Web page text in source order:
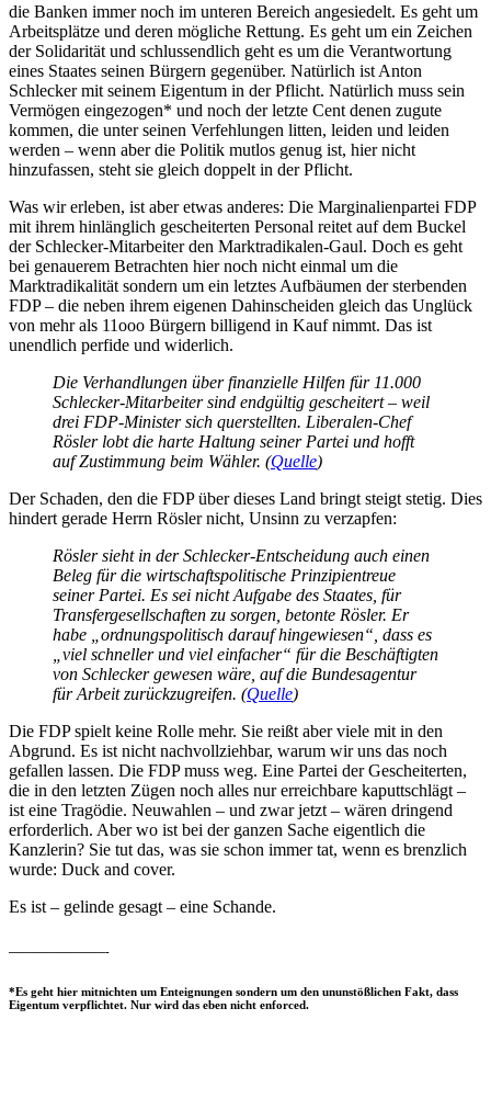
die Banken immer noch im unteren Bereich angesiedelt. Es geht um
Arbeitsplätze und deren mögliche Rettung. Es geht um ein Zeichen
der Solidarität und schlussendlich geht es um die Verantwortung
eines Staates seinen Bürgern gegenüber. Natürlich ist Anton
Schlecker mit seinem Eigentum in der Pflicht. Natürlich muss sein
Vermögen eingezogen* und noch der letzte Cent denen zugute
kommen, die unter seinen Verfehlungen litten, leiden und leiden
werden – wenn aber die Politik mutlos genug ist, hier nicht
hinzufassen, steht sie gleich doppelt in der Pflicht.
Was wir erleben, ist aber etwas anderes: Die Marginalienpartei FDP
mit ihrem hinlänglich gescheiterten Personal reitet auf dem Buckel
der Schlecker-Mitarbeiter den Marktradikalen-Gaul. Doch es geht
bei genauerem Betrachten hier noch nicht einmal um die
Marktradikalität sondern um ein letztes Aufbäumen der sterbenden
FDP – die neben ihrem eigenen Dahinscheiden gleich das Unglück
von mehr als 11ooo Bürgern billigend in Kauf nimmt. Das ist
unendlich perfide und widerlich.
Die Verhandlungen über finanzielle Hilfen für 11.000
Schlecker-Mitarbeiter sind endgültig gescheitert – weil
drei FDP-Minister sich querstellten. Liberalen-Chef
Rösler lobt die harte Haltung seiner Partei und hofft
auf Zustimmung beim Wähler. (Quelle)
Der Schaden, den die FDP über dieses Land bringt steigt stetig. Dies
hindert gerade Herrn Rösler nicht, Unsinn zu verzapfen:
Rösler sieht in der Schlecker-Entscheidung auch einen
Beleg für die wirtschaftspolitische Prinzipientreue
seiner Partei. Es sei nicht Aufgabe des Staates, für
Transfergesellschaften zu sorgen, betonte Rösler. Er
habe „ordnungspolitisch darauf hingewiesen“, dass es
„viel schneller und viel einfacher“ für die Beschäftigten
von Schlecker gewesen wäre, auf die Bundesagentur
für Arbeit zurückzugreifen. (Quelle)
Die FDP spielt keine Rolle mehr. Sie reißt aber viele mit in den
Abgrund. Es ist nicht nachvollziehbar, warum wir uns das noch
gefallen lassen. Die FDP muss weg. Eine Partei der Gescheiterten,
die in den letzten Zügen noch alles nur erreichbare kaputtschlägt –
ist eine Tragödie. Neuwahlen – und zwar jetzt – wären dringend
erforderlich. Aber wo ist bei der ganzen Sache eigentlich die
Kanzlerin? Sie tut das, was sie schon immer tat, wenn es brenzlich
wurde: Duck and cover.
Es ist – gelinde gesagt – eine Schande.
————————-
*Es geht hier mitnichten um Enteignungen sondern um den ununstößlichen Fakt, dass
Eigentum verpflichtet. Nur wird das eben nicht enforced.